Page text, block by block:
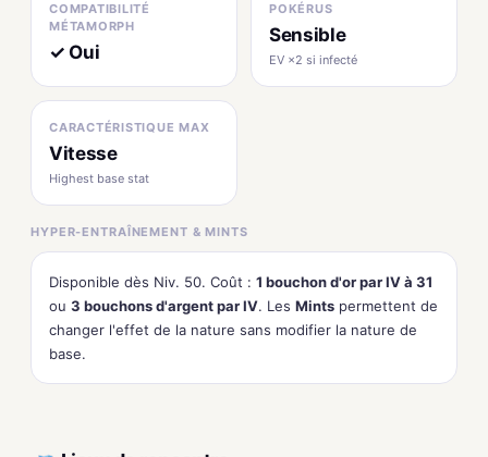
COMPATIBILITÉ
MÉTAMORPH
✓ Oui
POKÉRUS
Sensible
EV ×2 si infecté
CARACTÉRISTIQUE MAX
Vitesse
Highest base stat
HYPER-ENTRAÎNEMENT & MINTS
Disponible dès Niv. 50. Coût : 1 bouchon d'or par IV à 31
ou 3 bouchons d'argent par IV. Les Mints permettent de
changer l'effet de la nature sans modifier la nature de
base.